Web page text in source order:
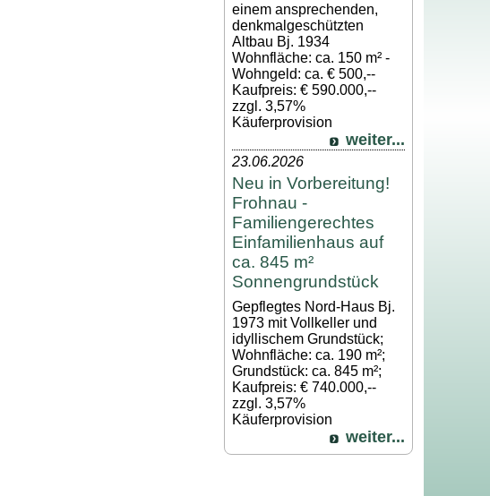
einem ansprechenden,
denkmalgeschützten
Altbau Bj. 1934
Wohnfläche: ca. 150 m² -
Wohngeld: ca. € 500,--
Kaufpreis: € 590.000,--
zzgl. 3,57%
Käuferprovision
weiter...
23.06.2026
Neu in Vorbereitung!
Frohnau -
Familiengerechtes
Einfamilienhaus auf
ca. 845 m²
Sonnengrundstück
Gepflegtes Nord-Haus Bj.
1973 mit Vollkeller und
idyllischem Grundstück;
Wohnfläche: ca. 190 m²;
Grundstück: ca. 845 m²;
Kaufpreis: € 740.000,--
zzgl. 3,57%
Käuferprovision
weiter...